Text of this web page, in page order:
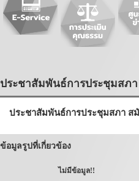
ประชาสัมพันธ์การประชุมสภ
ประชาสัมพันธ์การประชุมสภา ส
ข้อมูลรูปที่เกี่ยวข้อง
ไม่มีข้อมูล!!